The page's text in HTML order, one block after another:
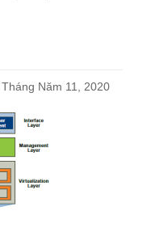
Tháng Năm 11, 2020